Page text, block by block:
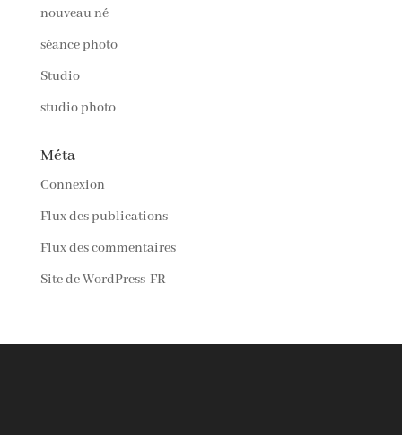
nouveau né
séance photo
Studio
studio photo
Méta
Connexion
Flux des publications
Flux des commentaires
Site de WordPress-FR